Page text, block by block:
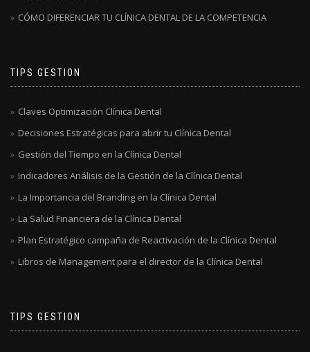
CÓMO DIFERENCIAR TU CLÍNICA DENTAL DE LA COMPETENCIA
TIPS GESTION
Claves Optimización Clínica Dental
Decisiones Estratégicas para abrir tu Clínica Dental
Gestión del Tiempo en la Clínica Dental
Indicadores Análisis de la Gestión de la Clínica Dental
La Importancia del Branding en la Clínica Dental
La Salud Financiera de la Clínica Dental
Plan Estratégico campaña de Reactivación de la Clínica Dental
Libros de Management para el director de la Clínica Dental
TIPS GESTION